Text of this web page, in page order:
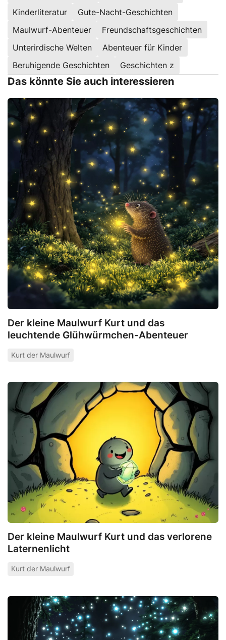
Kinderliteratur
Gute-Nacht-Geschichten
Maulwurf-Abenteuer
Freundschaftsgeschichten
Unterirdische Welten
Abenteuer für Kinder
Beruhigende Geschichten
Geschichten z
Das könnte Sie auch interessieren
Der kleine Maulwurf Kurt und das
leuchtende Glühwürmchen-Abenteuer
Kurt der Maulwurf
Der kleine Maulwurf Kurt und das verlorene
Laternenlicht
Kurt der Maulwurf